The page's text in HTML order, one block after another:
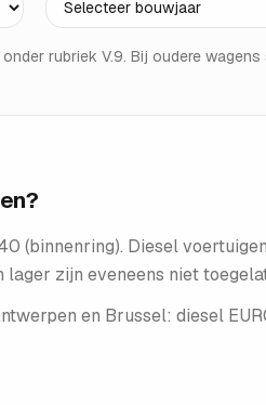
rubriek V.9. Bij oudere
(binnenring). Diesel
lager zijn eveneens niet
en Brussel: diesel